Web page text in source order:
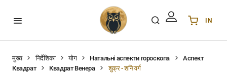
IN
मुख्य निर्देशिका योग Натальні аспекти гороскопа
Аспект
Квадрат
Квадрат Венера शुक्र - शनि वर्ग